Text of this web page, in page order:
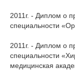
2011г. - Диплом о
специальности
2011г. - Диплом о
специальности
медицинская